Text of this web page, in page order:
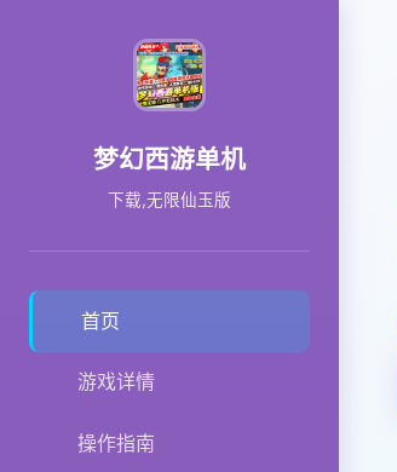
梦幻西游单机
下载,无限仙玉版
首页
游戏详情
操作指南